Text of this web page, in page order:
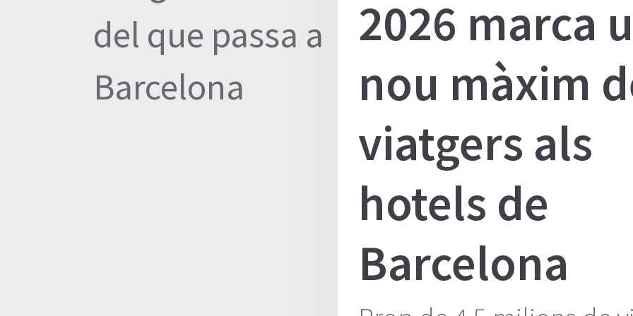
Padró
Municipal
d'Habitants
Padró
Municipal
d'Habitants
del que passa a
Barcelona
2026 marca
nou màxim
viatgers als
hotels de
Barcelona